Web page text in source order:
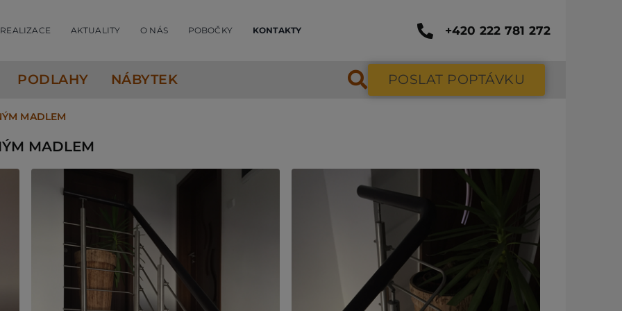
REALIZACE AKTUALITY O NÁS POBOČKY KONTAKTY +420 222 781 272
PODLAHY NÁBYTEK POSLAT POPTÁVKU
MADLEM
MADLEM